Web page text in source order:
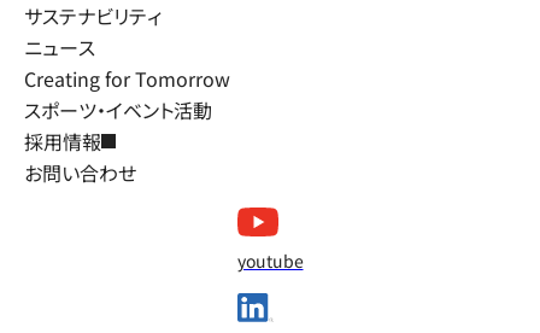
サステナビリティ
ニュース
Creating for Tomorrow
スポーツ・イベント活動
採用情報
お問い合わせ
youtube